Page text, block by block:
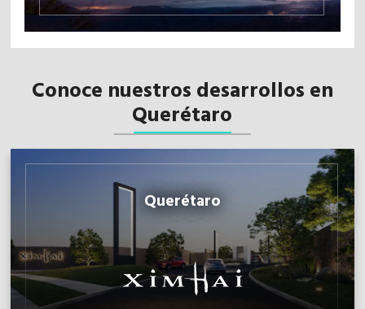
Conoce nuestros desarrollos en
Querétaro
Querétaro